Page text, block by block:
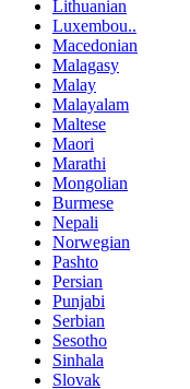
Lithuanian
Luxembou..
Macedonian
Malagasy
Malay
Malayalam
Maltese
Maori
Marathi
Mongolian
Burmese
Nepali
Norwegian
Pashto
Persian
Punjabi
Serbian
Sesotho
Sinhala
Slovak